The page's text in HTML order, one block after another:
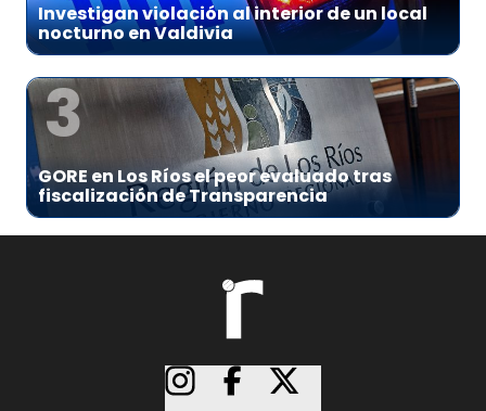
Investigan violación al interior de un local
nocturno en Valdivia
3
GORE en Los Ríos el peor evaluado tras
fiscalización de Transparencia